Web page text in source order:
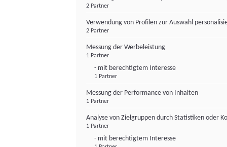
2 Partner
Verwendung von Profilen zur Auswahl
2 Partner
Messung der Werbeleistung
1 Partner
- mit berechtigtem Interesse
1 Partner
Messung der Performance von Inhalten
1 Partner
Analyse von Zielgruppen durch Statistiken oder
1 Partner
- mit berechtigtem Interesse